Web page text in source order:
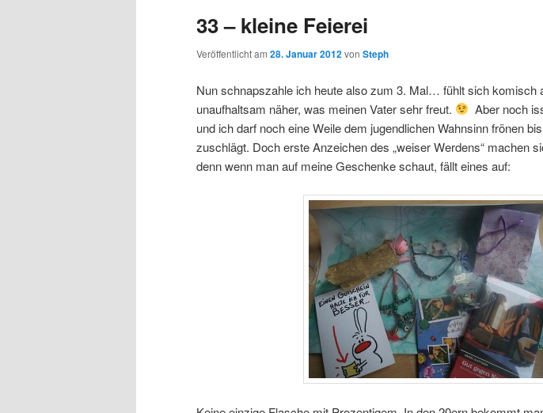
33 – kleine Feierei
Veröffentlicht am 28. Januar 2012von Steph
Nun schnapszahle ich heute also zum 3. Mal… fühlt sich komisch
unaufhaltsam näher, was meinen Vater sehr freut.
Aber noch
und ich darf noch eine Weile dem jugendlichen Wahnsinn frönen
zuschlägt. Doch erste Anzeichen des „weiser Werdens“ machen
denn wenn man auf meine Geschenke schaut, fällt eines auf: